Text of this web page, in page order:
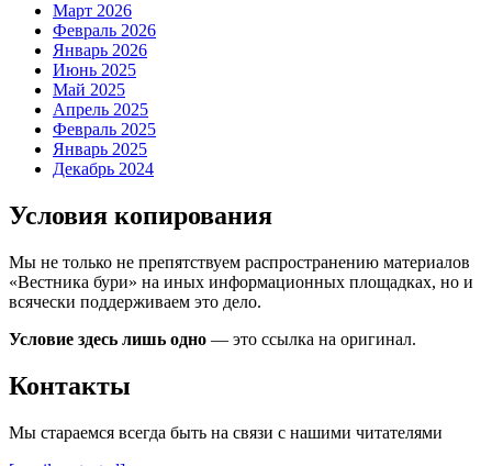
Март 2026
Февраль 2026
Январь 2026
Июнь 2025
Май 2025
Апрель 2025
Февраль 2025
Январь 2025
Декабрь 2024
Условия копирования
Мы не только не препятствуем распространению материалов
«Вестника бури» на иных информационных площадках, но и
всячески поддерживаем это дело.
Условие здесь лишь одно — это ссылка на оригинал.
Контакты
Мы стараемся всегда быть на связи с нашими читателями